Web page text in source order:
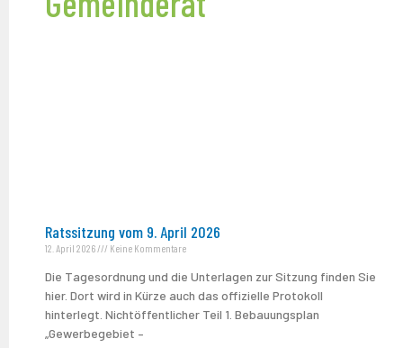
Ratssitzung vom 9. April 2026
12. April 2026 Keine Kommentare
Die Tagesordnung und die Unterlagen zur Sitzung finden Sie
hier. Dort wird in Kürze auch das offizielle Protokoll
hinterlegt. Nichtöffentlicher Teil 1. Bebauungsplan
„Gewerbegebiet –